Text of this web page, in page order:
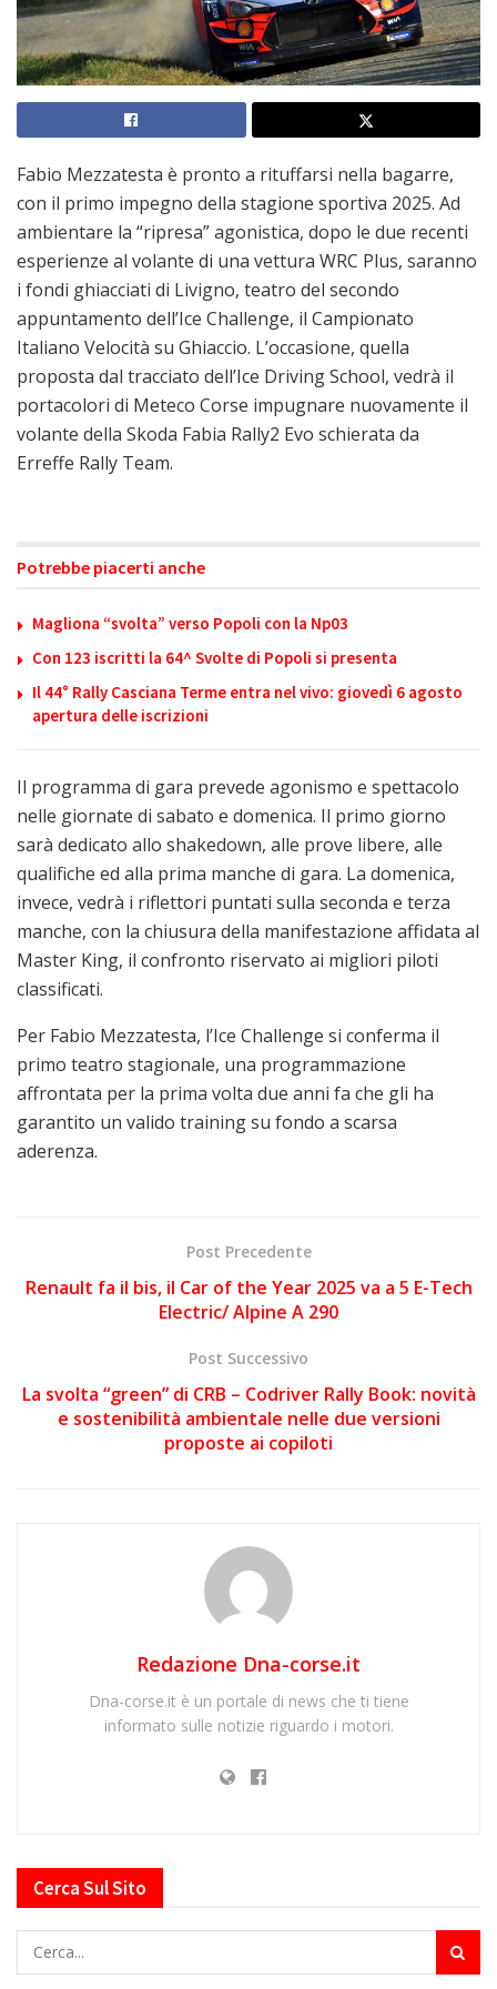
Fabio Mezzatesta è pronto a rituffarsi nella bagarre,
con il primo impegno della stagione sportiva 2025. Ad
ambientare la “ripresa” agonistica, dopo le due recenti
esperienze al volante di una vettura WRC Plus, saranno
i fondi ghiacciati di Livigno, teatro del secondo
appuntamento dell’Ice Challenge, il Campionato
Italiano Velocità su Ghiaccio. L’occasione, quella
proposta dal tracciato dell’Ice Driving School, vedrà il
portacolori di Meteco Corse impugnare nuovamente il
volante della Skoda Fabia Rally2 Evo schierata da
Erreffe Rally Team.
Potrebbe piacerti anche
Magliona “svolta” verso Popoli con la Np03
Con 123 iscritti la 64^ Svolte di Popoli si presenta
Il 44° Rally Casciana Terme entra nel vivo: giovedì 6 agosto
apertura delle iscrizioni
Il programma di gara prevede agonismo e spettacolo
nelle giornate di sabato e domenica. Il primo giorno
sarà dedicato allo shakedown, alle prove libere, alle
qualifiche ed alla prima manche di gara. La domenica,
invece, vedrà i riflettori puntati sulla seconda e terza
manche, con la chiusura della manifestazione affidata al
Master King, il confronto riservato ai migliori piloti
classificati.
Per Fabio Mezzatesta, l’Ice Challenge si conferma il
primo teatro stagionale, una programmazione
affrontata per la prima volta due anni fa che gli ha
garantito un valido training su fondo a scarsa
aderenza.
Post Precedente
Renault fa il bis, il Car of the Year 2025 va a 5 E-Tech
Electric/ Alpine A 290
Post Successivo
La svolta “green” di CRB – Codriver Rally Book: novità
e sostenibilità ambientale nelle due versioni
proposte ai copiloti
Redazione Dna-corse.it
Dna-corse.it è un portale di news che ti tiene
informato sulle notizie riguardo i motori.
Cerca Sul Sito